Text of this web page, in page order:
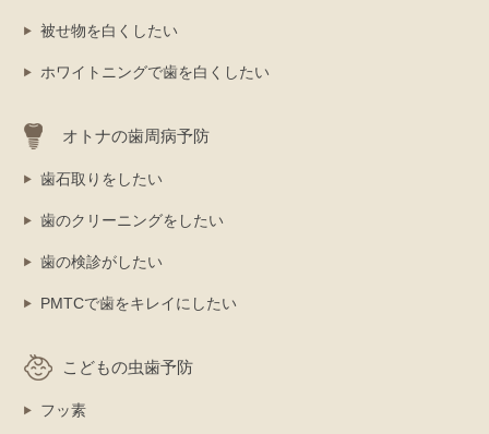
被せ物を白くしたい
ホワイトニングで歯を白くしたい
オトナの歯周病予防
歯石取りをしたい
歯のクリーニングをしたい
歯の検診がしたい
PMTCで歯をキレイにしたい
こどもの虫歯予防
フッ素